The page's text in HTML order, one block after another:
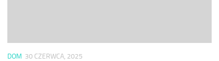
DOM 30 CZERWCA, 2025